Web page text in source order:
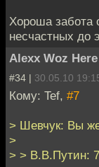
Хороша забота
несчастных до
Alexx Woz Here
#34 | 30.05.10
Кому: Tef, #7
> Шевчук: Вы
>
> > В.В.Путин: